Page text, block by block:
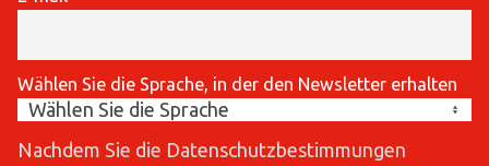
Wählen Sie die Sprache, in der den Newsletter erhalten
Nachdem Sie die Datenschutzbestimmungen